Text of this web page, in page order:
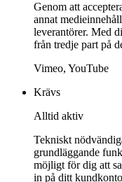
Genom att
annat
leverantörer. Med
från tredje part på
Vimeo, YouTube
Krävs
Alltid aktiv
Tekniskt
grundläggande
möjligt för dig att
in på ditt